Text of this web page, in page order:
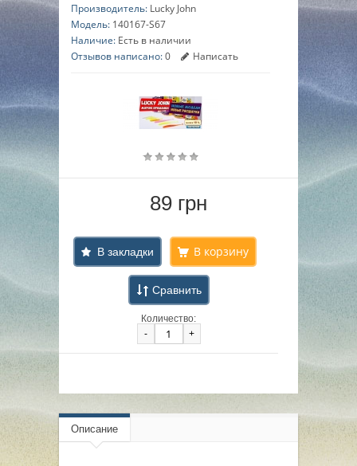
Производитель: Lucky John
Модель: 140167-S67
Наличие: Есть в наличии
Отзывов написано:0 Написать
89 грн
В закладки
Сравнить
Количество:
-
+
Описание